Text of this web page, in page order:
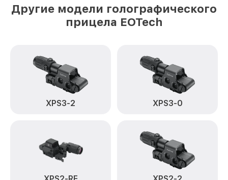
Другие модели голографического
прицела EOTech
XPS3-2 XPS3-0